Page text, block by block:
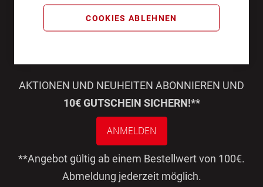
COOKIES ABLEHNEN
AKTIONEN UND NEUHEITEN ABONNIEREN UND
10€ GUTSCHEIN SICHERN!**
ANMELDEN
**Angebot gültig ab einem Bestellwert von 100€.
Abmeldung jederzeit möglich.